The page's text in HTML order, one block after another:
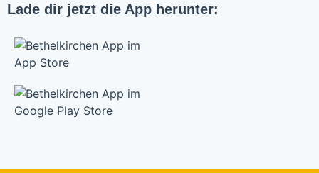
Lade dir jetzt die App herunter: